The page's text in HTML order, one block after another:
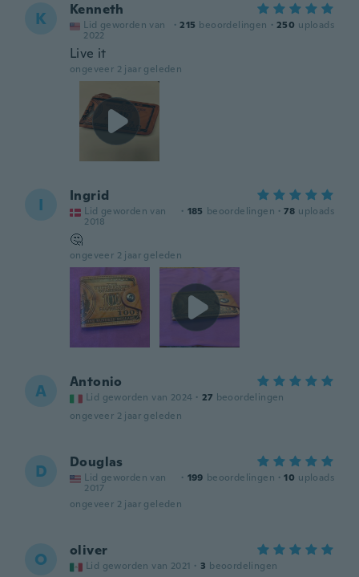
K Kenneth
Lid geworden van
2022
· 215 beoordelingen · 250 uploads
Live it
ongeveer 2 jaar geleden
I Ingrid
Lid geworden van
2018
· 185 beoordelingen · 78 uploads
🤔
ongeveer 2 jaar geleden
A Antonio
Lid geworden van 2024 · 27 beoordelingen
ongeveer 2 jaar geleden
D Douglas
Lid geworden van
2017
· 199 beoordelingen · 10 uploads
ongeveer 2 jaar geleden
O oliver
Lid geworden van 2021 · 3 beoordelingen